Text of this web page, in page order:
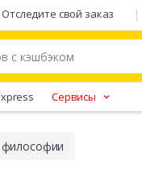
Отследите свой заказ
Сервисы